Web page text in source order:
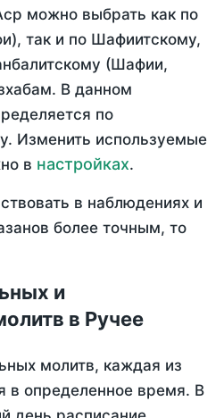
можно выбрать как по
так и по Шафиитскому,
(Шафии,
В данном
по
Изменить используемые
в настройках.
в наблюдениях и
более точным, то
и
в Ручее
молитв, каждая из
в определенное время. В